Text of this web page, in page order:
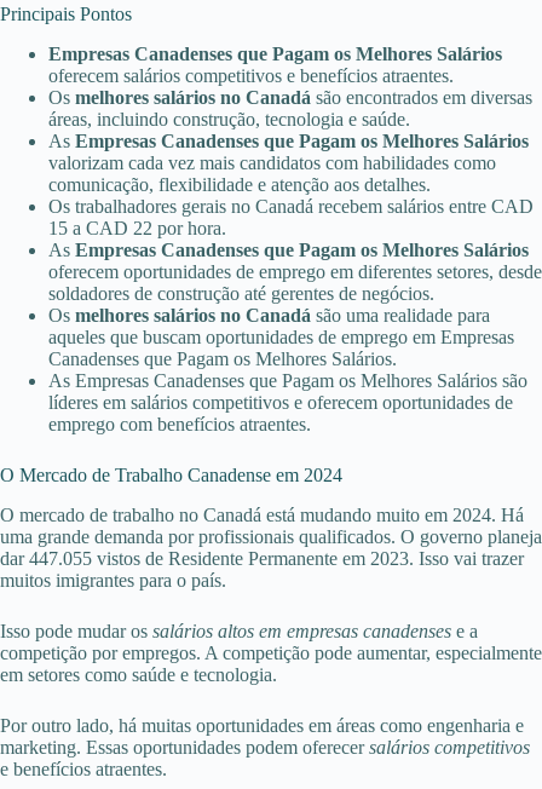
Principais Pontos
Empresas Canadenses que Pagam os Melhores Salários
oferecem salários competitivos e benefícios atraentes.
Os melhores salários no Canadá são encontrados em diversas
áreas, incluindo construção, tecnologia e saúde.
As Empresas Canadenses que Pagam os Melhores Salários
valorizam cada vez mais candidatos com habilidades como
comunicação, flexibilidade e atenção aos detalhes.
Os trabalhadores gerais no Canadá recebem salários entre CAD
15 a CAD 22 por hora.
As Empresas Canadenses que Pagam os Melhores Salários
oferecem oportunidades de emprego em diferentes setores, desde
soldadores de construção até gerentes de negócios.
Os melhores salários no Canadá são uma realidade para
aqueles que buscam oportunidades de emprego em Empresas
Canadenses que Pagam os Melhores Salários.
As Empresas Canadenses que Pagam os Melhores Salários são
líderes em salários competitivos e oferecem oportunidades de
emprego com benefícios atraentes.
O Mercado de Trabalho Canadense em 2024
O mercado de trabalho no Canadá está mudando muito em 2024. Há
uma grande demanda por profissionais qualificados. O governo planeja
dar 447.055 vistos de Residente Permanente em 2023. Isso vai trazer
muitos imigrantes para o país.
Isso pode mudar os salários altos em empresas canadenses e a
competição por empregos. A competição pode aumentar, especialmente
em setores como saúde e tecnologia.
Por outro lado, há muitas oportunidades em áreas como engenharia e
marketing. Essas oportunidades podem oferecersalários competitivos
e benefícios atraentes.